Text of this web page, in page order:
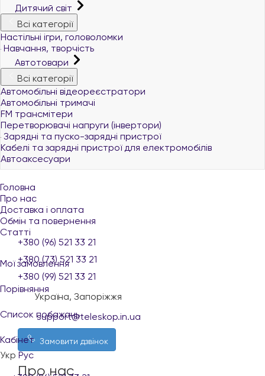
Дитячий світ
Всі категорії
Настільні ігри, головоломки
Навчання, творчість
Автотовари
Всі категорії
Автомобільні відеореєстратори
Автомобільні тримачі
FM трансмітери
Перетворювачі напруги (інвертори)
Зарядні та пуско-зарядні пристрої
Кабелі та зарядні пристрої для електромобілів
Автоаксесуари
Головна
Про нас
Доставка і оплата
Обмін та повернення
Статті
Мої замовлення
Порівняння
Список побажань
Кабінет
Укр Рус
+380 (96) 521 33 21
+380 (73) 521 33 21
+380 (99) 521 33 21
Україна, Запоріжжя
support@teleskop.in.ua
Замовити дзвінок
Про нас